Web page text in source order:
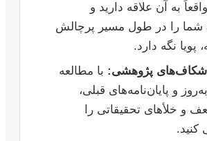
به آن علاقه دارید و
شما را در طول مسیر پرچالش
پویا نگه دارد.
پژوهشی: با مطالعه
و پایان‌نامه‌های قبلی،
و خلأهای تحقیقاتی را
کنید.